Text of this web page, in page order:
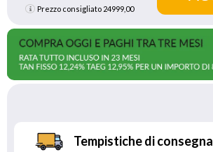
Prezzo consigliato 24999,00
Tempistiche di consegna